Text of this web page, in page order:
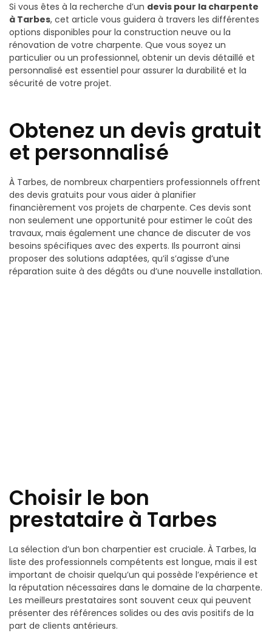
Si vous êtes à la recherche d’un devis pour la charpente
à Tarbes, cet article vous guidera à travers les différentes
options disponibles pour la construction neuve ou la
rénovation de votre charpente. Que vous soyez un
particulier ou un professionnel, obtenir un devis détaillé et
personnalisé est essentiel pour assurer la durabilité et la
sécurité de votre projet.
Obtenez un devis gratuit
et personnalisé
À Tarbes, de nombreux charpentiers professionnels offrent
des devis gratuits pour vous aider à planifier
financièrement vos projets de charpente. Ces devis sont
non seulement une opportunité pour estimer le coût des
travaux, mais également une chance de discuter de vos
besoins spécifiques avec des experts. Ils pourront ainsi
proposer des solutions adaptées, qu’il s’agisse d’une
réparation suite à des dégâts ou d’une nouvelle installation.
Choisir le bon
prestataire à Tarbes
La sélection d’un bon charpentier est cruciale. À Tarbes, la
liste des professionnels compétents est longue, mais il est
important de choisir quelqu’un qui possède l’expérience et
la réputation nécessaires dans le domaine de la charpente.
Les meilleurs prestataires sont souvent ceux qui peuvent
présenter des références solides ou des avis positifs de la
part de clients antérieurs.